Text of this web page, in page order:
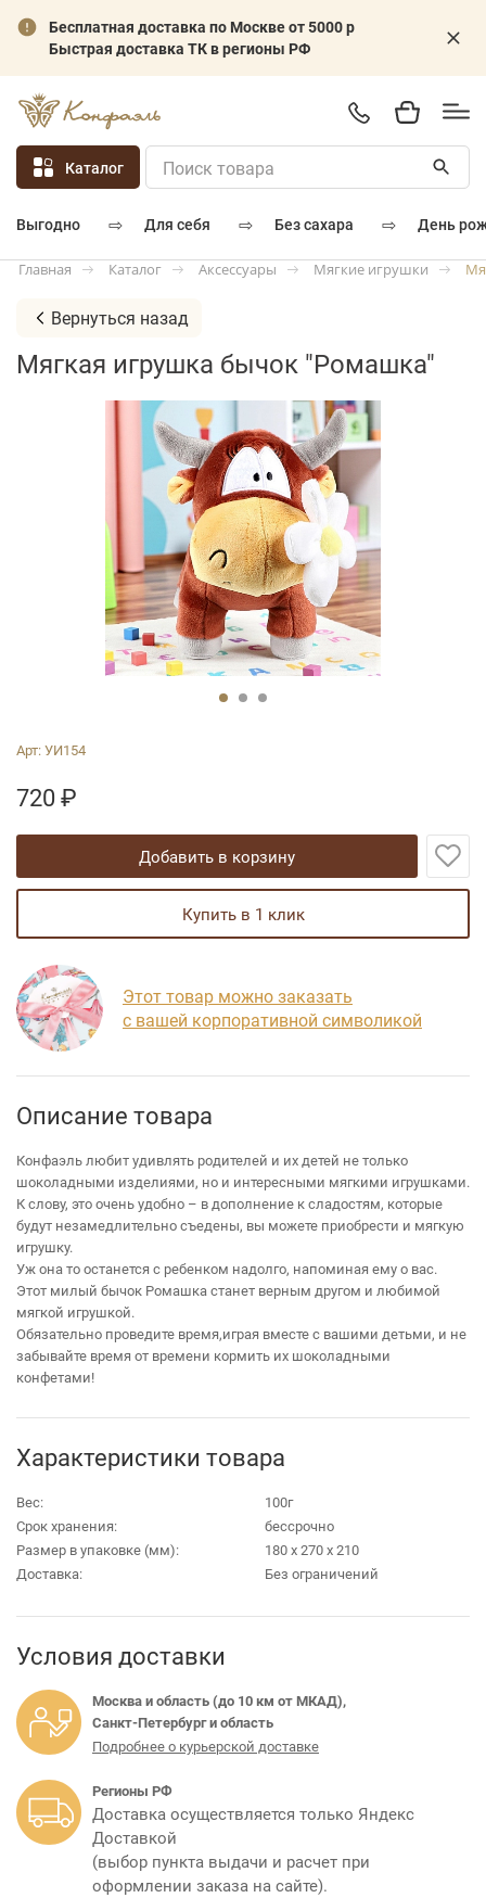
Бесплатная доставка по Москве от 5000 р
Быстрая доставка ТК в регионы РФ
Каталог
выгодно ⇨ для себя ⇨ без сахара ⇨ день
Главная Каталог Аксессуары Мягкие игрушки
Вернуться назад
Мягкая игрушка бычок "Ромашка"
Арт:УИ154
720 ₽
добавить в корзину
купить в 1 клик
Этот товар можно заказать
с вашей корпоративной символикой
Описание товара
Конфаэль любит удивлять родителей и их детей не только
шоколадными изделиями, но и интересными мягкими игрушками.
К слову, это очень удобно – в дополнение к сладостям, которые
будут незамедлительно съедены, вы можете приобрести и мягкую
игрушку.
Уж она то останется с ребенком надолго, напоминая ему о вас.
Этот милый бычок Ромашка станет верным другом и любимой
мягкой игрушкой.
Обязательно проведите время,играя вместе с вашими детьми, и не
забывайте время от времени кормить их шоколадными
конфетами!
Характеристики товара
Вес:
100г
Срок хранения:
бессрочно
Размер в упаковке (мм):
180 х 270 х 210
Доставка:
Без ограничений
Условия доставки
Москва и область (до 10 км от МКАД),
Санкт-Петербург и область
Подробнее о курьерской доставке
Регионы РФ
Доставка осуществляется только Яндекс
Доставкой
(выбор пункта выдачи и расчет при
оформлении заказа на сайте).